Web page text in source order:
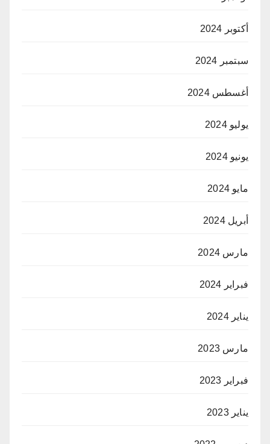
أكتوبر 2024
سبتمبر 2024
أغسطس 2024
يوليو 2024
يونيو 2024
مايو 2024
أبريل 2024
مارس 2024
فبراير 2024
يناير 2024
مارس 2023
فبراير 2023
يناير 2023